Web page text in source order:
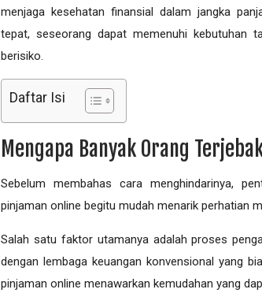
menjaga kesehatan finansial dalam jangka
tepat, seseorang dapat memenuhi kebutuhan
berisiko.
Daftar Isi
Mengapa Banyak Orang
Sebelum membahas cara menghindarinya,
pinjaman online begitu mudah menarik perhatian
Salah satu faktor utamanya adalah proses
dengan lembaga keuangan konvensional yang
pinjaman online menawarkan kemudahan yang